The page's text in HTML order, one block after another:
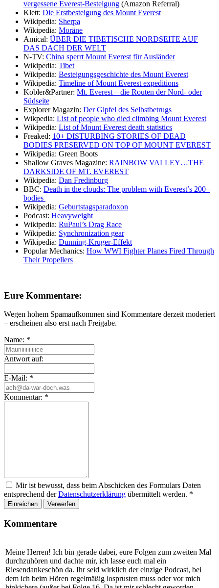
vergessene Everest-Besteigung (Amazon Referral)
Klett: Die Erstbesteigung des Mount Everest
Wikipedia: Sherpa
Wikipedia: Moräne
Amical: ÜBER DIE TIBETISCHE NORDSEITE AUF
DAS DACH DER WELT
N-TV: China sperrt Mount Everest für Ausländer
Wikipedia: Tibet
Wikipedia: Besteigungsgeschichte des Mount Everest
Wikipedia: Timeline of Mount Everest expeditions
Kobler&Partner: Mt. Everest – die Routen der Nord- oder
Südseite
Explorer Magazin: Der Gipfel des Selbstbetrugs
Wikpedia: List of people who died climbing Mount Everest
Wikipedia: List of Mount Everest death statistics
Freaked: 10+ DISTURBING STORIES OF DEAD
BODIES PRESERVED ON TOP OF MOUNT EVEREST
Wikipedia: Green Boots
Shallow Graves Magazine: RAINBOW VALLEY…THE
DARKSIDE OF MT. EVEREST
Wikipedia: Dan Fredinburg
BBC: Death in the clouds: The problem with Everest’s 200+
bodies
Wikipedia: Geburtstagsparadoxon
Podcast: Heavyweight
Wikipedia: RuPaul’s Drag Race
Wikipedia: Synchronization gear
Wikipedia: Dunning-Kruger-Effekt
Popular Mechanics: How WWI Fighter Planes Fired Through
Their Propellers
Eure Kommentare:
Wegen hohem Spamaufkommen sind Kommentare derzeit moderiert
– erscheinen also erst nach Freigabe.
Name: *
Antwort auf:
E-Mail: *
Kommentar: *
Mir ist bewusst, dass beim Abschicken des Formulars Daten
entsprechend derDatenschutzerklärung übermittelt werden. *
Einreichen Verwerfen
Kommentare
Meine Herren! Ich bin gerade dabei, eure Folgen zum zweiten Mal
durchzuhören und dachte mir, ich lasse euch mal ein
Riesendankeschön da. Ihr seid wirklich der einzige Podcast, bei
dem ich beim Hören regelmäßig losprusten muss oder vor mich